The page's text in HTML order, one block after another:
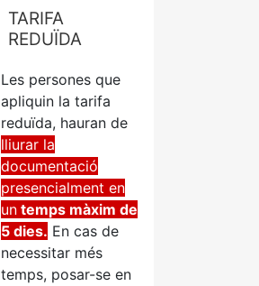
TARIFA
REDUÏDA
Les persones que
apliquin la tarifa
reduïda, hauran de
lliurar la
documentació
presencialment en
un temps màxim de
5 dies. En cas de
necessitar més
temps, posar-se en